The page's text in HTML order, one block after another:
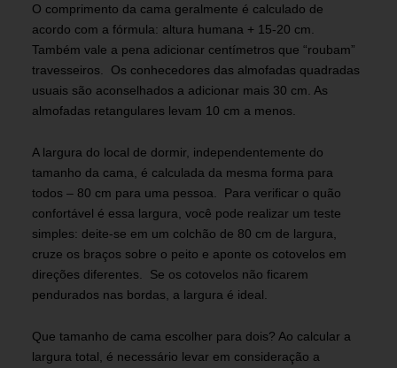
O comprimento da cama geralmente é calculado de
acordo com a fórmula: altura humana + 15-20 cm.
Também vale a pena adicionar centímetros que “roubam”
travesseiros. Os conhecedores das almofadas quadradas
usuais são aconselhados a adicionar mais 30 cm. As
almofadas retangulares levam 10 cm a menos.
A largura do local de dormir, independentemente do
tamanho da cama, é calculada da mesma forma para
todos – 80 cm para uma pessoa. Para verificar o quão
confortável é essa largura, você pode realizar um teste
simples: deite-se em um colchão de 80 cm de largura,
cruze os braços sobre o peito e aponte os cotovelos em
direções diferentes. Se os cotovelos não ficarem
pendurados nas bordas, a largura é ideal.
Que tamanho de cama escolher para dois? Ao calcular a
largura total, é necessário levar em consideração a